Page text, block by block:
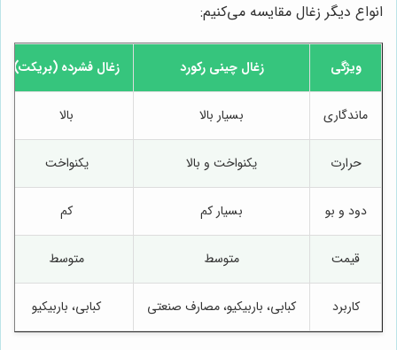
انواع دیگر زغال مقایسه می‌کنیم:
ویژگی زغال چینی رکورد زغال فشرده (بریکت)
ماندگاری بسیار بالا بالا
حرارت یکنواخت و بالا یکنواخت
دود و بو بسیار کم کم
قیمت متوسط متوسط
کاربرد کبابی، باربیکیو، مصارف صنعتی کبابی، باربیکیو